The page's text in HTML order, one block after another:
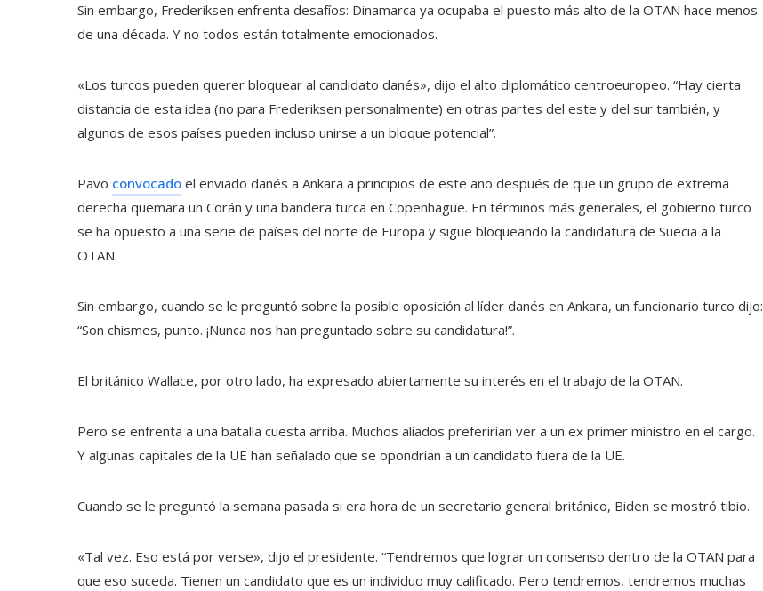
Sin embargo, Frederiksen enfrenta desafíos: Dinamarca ya ocupaba el puesto más alto de la OTAN hace menos
de una década. Y no todos están totalmente emocionados.
«Los turcos pueden querer bloquear al candidato danés», dijo el alto diplomático centroeuropeo. “Hay cierta
distancia de esta idea (no para Frederiksen personalmente) en otras partes del este y del sur también, y
algunos de esos países pueden incluso unirse a un bloque potencial”.
Pavo convocado el enviado danés a Ankara a principios de este año después de que un grupo de extrema
derecha quemara un Corán y una bandera turca en Copenhague. En términos más generales, el gobierno turco
se ha opuesto a una serie de países del norte de Europa y sigue bloqueando la candidatura de Suecia a la
OTAN.
Sin embargo, cuando se le preguntó sobre la posible oposición al líder danés en Ankara, un funcionario turco dijo:
“Son chismes, punto. ¡Nunca nos han preguntado sobre su candidatura!”.
El británico Wallace, por otro lado, ha expresado abiertamente su interés en el trabajo de la OTAN.
Pero se enfrenta a una batalla cuesta arriba. Muchos aliados preferirían ver a un ex primer ministro en el cargo.
Y algunas capitales de la UE han señalado que se opondrían a un candidato fuera de la UE.
Cuando se le preguntó la semana pasada si era hora de un secretario general británico, Biden se mostró tibio.
«Tal vez. Eso está por verse», dijo el presidente. “Tendremos que lograr un consenso dentro de la OTAN para
que eso suceda. Tienen un candidato que es un individuo muy calificado. Pero tendremos, tendremos muchas